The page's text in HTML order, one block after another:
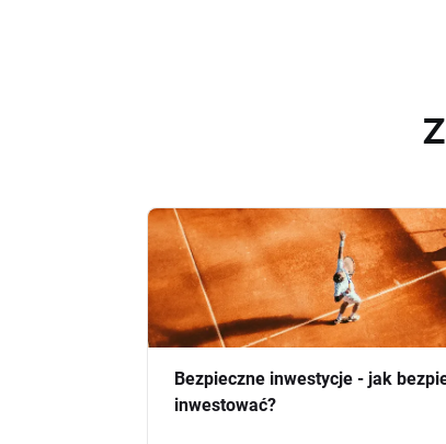
Bezpieczne inwestycje - jak
inwestować?